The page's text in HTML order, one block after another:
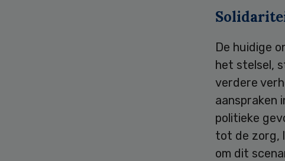
De huidige
het stelsel,
verdere
aanspraken
politieke
tot de zorg,
om dit